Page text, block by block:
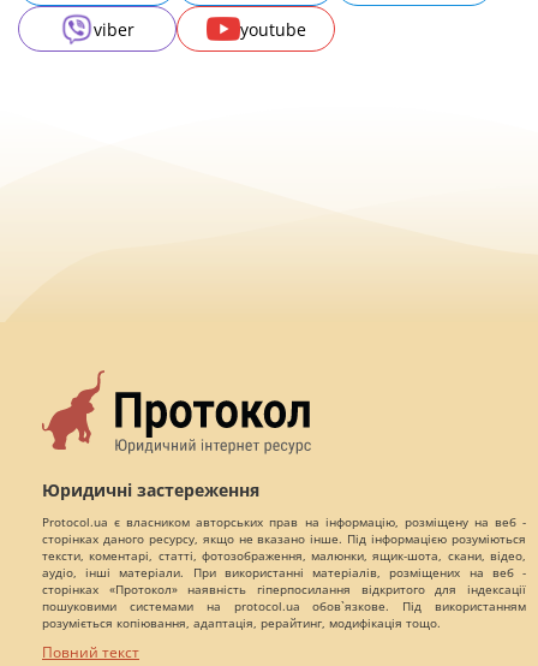
viber
youtube
Юридичні застереження
Protocol.ua є власником авторських прав на інформацію, розміщену на веб -
сторінках даного ресурсу, якщо не вказано інше. Під інформацією розуміються
тексти, коментарі, статті, фотозображення, малюнки, ящик-шота, скани, відео,
аудіо, інші матеріали. При використанні матеріалів, розміщених на веб -
сторінках «Протокол» наявність гіперпосилання відкритого для індексації
пошуковими системами на protocol.ua обов`язкове. Під використанням
розуміється копіювання, адаптація, рерайтинг, модифікація тощо.
Повний текст